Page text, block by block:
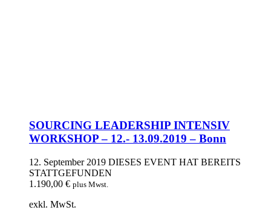
SOURCING LEADERSHIP INTENSIV
WORKSHOP – 12.- 13.09.2019 – Bonn
12. September 2019 DIESES EVENT HAT BEREITS
STATTGEFUNDEN
1.190,00 € plus Mwst.
exkl. MwSt.